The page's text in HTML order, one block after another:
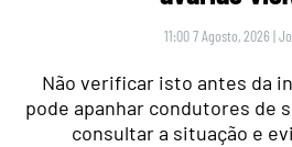
11:00 7 Agosto, 2026 |
Não verificar isto antes da
pode apanhar condutores de
consultar a situação e